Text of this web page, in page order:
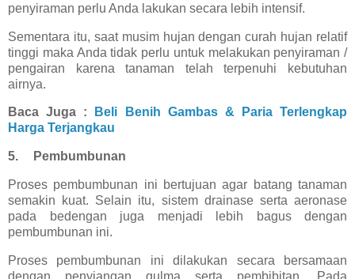
penyiraman perlu Anda lakukan secara lebih intensif.
Sementara itu, saat musim hujan dengan curah hujan relatif
tinggi maka Anda tidak perlu untuk melakukan penyiraman /
pengairan karena tanaman telah terpenuhi kebutuhan
airnya.
Baca Juga :
Beli Benih Gambas & Paria Terlengkap
Harga Terjangkau
5. Pembumbunan
Proses pembumbunan ini bertujuan agar batang tanaman
semakin kuat. Selain itu, sistem drainase serta aeronase
pada bedengan juga menjadi lebih bagus dengan
pembumbunan ini.
Proses pembumbunan ini dilakukan secara bersamaan
dengan penyiangan gulma serta pembibitan. Pada